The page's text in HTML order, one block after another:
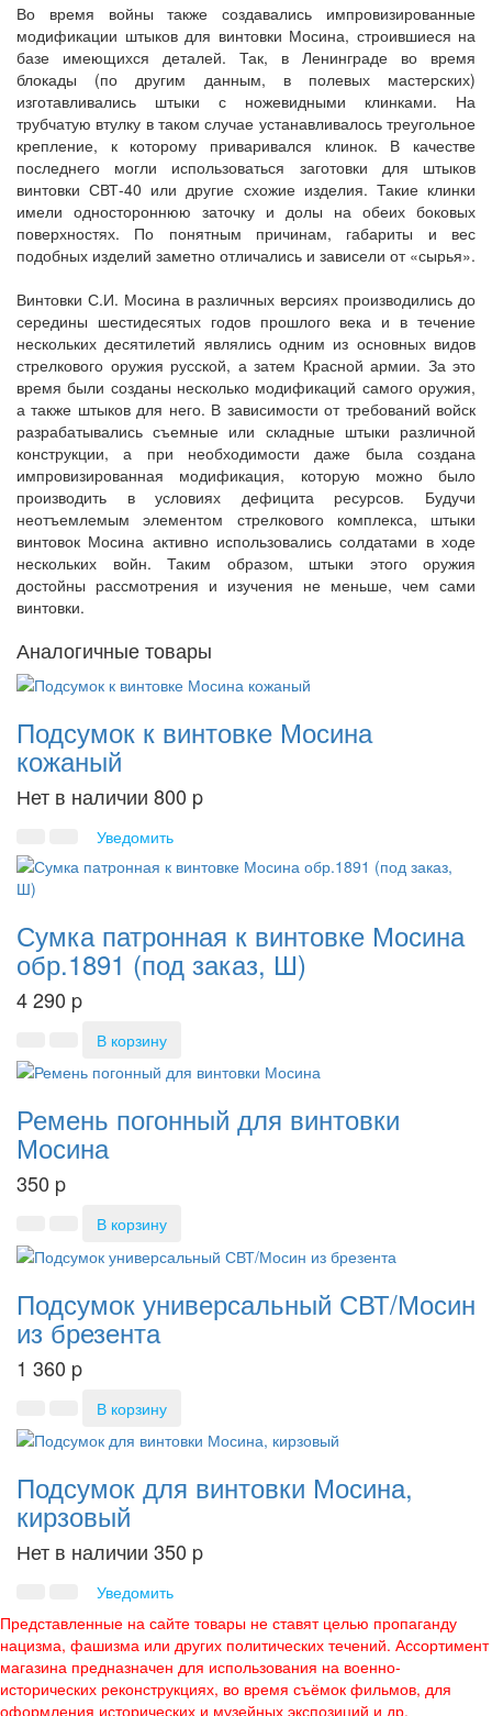
Во время войны также создавались импровизированные
модификации штыков для винтовки Мосина, строившиеся на
базе имеющихся деталей. Так, в Ленинграде во время
блокады (по другим данным, в полевых мастерских)
изготавливались штыки с ножевидными клинками. На
трубчатую втулку в таком случае устанавливалось треугольное
крепление, к которому приваривался клинок. В качестве
последнего могли использоваться заготовки для штыков
винтовки СВТ-40 или другие схожие изделия. Такие клинки
имели одностороннюю заточку и долы на обеих боковых
поверхностях. По понятным причинам, габариты и вес
подобных изделий заметно отличались и зависели от «сырья».
Винтовки С.И. Мосина в различных версиях производились до
середины шестидесятых годов прошлого века и в течение
нескольких десятилетий являлись одним из основных видов
стрелкового оружия русской, а затем Красной армии. За это
время были созданы несколько модификаций самого оружия,
а также штыков для него. В зависимости от требований войск
разрабатывались съемные или складные штыки различной
конструкции, а при необходимости даже была создана
импровизированная модификация, которую можно было
производить в условиях дефицита ресурсов. Будучи
неотъемлемым элементом стрелкового комплекса, штыки
винтовок Мосина активно использовались солдатами в ходе
нескольких войн. Таким образом, штыки этого оружия
достойны рассмотрения и изучения не меньше, чем сами
винтовки.
Аналогичные товары
Подсумок к винтовке Мосина
кожаный
Нет в наличии 800 p
Уведомить
Сумка патронная к винтовке Мосина
обр.1891 (под заказ, Ш)
4 290 p
В корзину
Ремень погонный для винтовки
Мосина
350 p
В корзину
Подсумок универсальный СВТ/Мосин
из брезента
1 360 p
В корзину
Подсумок для винтовки Мосина,
кирзовый
Нет в наличии 350 p
Уведомить
Представленные на сайте товары не ставят целью пропаганду
нацизма, фашизма или других политических течений. Ассортимент
магазина предназначен для использования на военно-
исторических реконструкциях, во время съёмок фильмов, для
оформления исторических и музейных экспозиций и др.